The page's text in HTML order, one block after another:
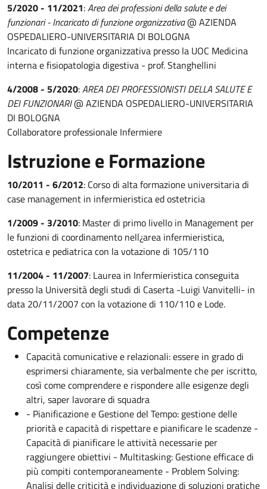
5/2020 - 11/2021:Area dei professioni della salute e dei
funzionari - Incaricato di funzione organizzativa@ AZIENDA
OSPEDALIERO-UNIVERSITARIA DI BOLOGNA
Incaricato di funzione organizzativa presso la UOC Medicina
interna e fisiopatologia digestiva - prof. Stanghellini
4/2008 - 5/2020:AREA DEI PROFESSIONISTI DELLA SALUTE E
DEI FUNZIONARI@ AZIENDA OSPEDALIERO-UNIVERSITARIA
DI BOLOGNA
Collaboratore professionale Infermiere
Istruzione e Formazione
10/2011 - 6/2012: Corso di alta formazione universitaria di
case management in infermieristica ed ostetricia
1/2009 - 3/2010: Master di primo livello in Management per
le funzioni di coordinamento nell¿area infermieristica,
ostetrica e pediatrica con la votazione di 105/110
11/2004 - 11/2007: Laurea in Infermieristica conseguita
presso la Università degli studi di Caserta -Luigi Vanvitelli- in
data 20/11/2007 con la votazione di 110/110 e Lode.
Competenze
Capacità comunicative e relazionali: essere in grado di
esprimersi chiaramente, sia verbalmente che per iscritto,
così come comprendere e rispondere alle esigenze degli
altri, saper lavorare di squadra
- Pianificazione e Gestione del Tempo: gestione delle
priorità e capacità di rispettare e pianificare le scadenze -
Capacità di pianificare le attività necessarie per
raggiungere obiettivi - Multitasking: Gestione efficace di
più compiti contemporaneamente - Problem Solving:
Analisi delle criticità e individuazione di soluzioni pratiche